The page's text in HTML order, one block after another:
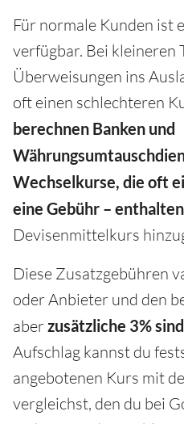
Für normale Kunden ist
verfügbar. Bei kleineren
Überweisungen ins
oft einen schlechteren
berechnen Banken und
Wechselkurse, die oft
eine Gebühr – enthalten
Devisenmittelkurs
Diese Zusatzgebühren
oder Anbieter und den
aberzusätzliche 3%
Aufschlag kannst du
angebotenen Kurs mit
vergleichst, den du bei